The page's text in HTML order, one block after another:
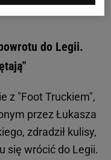
do Legii.
z "Foot Truckiem",
przez Łukasza
zdradził kulisy,
się wrócić do Legii.